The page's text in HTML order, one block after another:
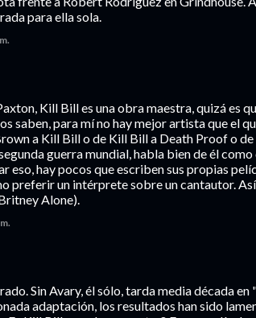
para ella sola.
Kill Bill es una obra maestra, quizá es
saben, para mí no hay mejor artista que el
a Kill Bill o de Kill Bill a Death Proof o
guerra mundial, habla bien de él
eso, hay pocos que escriben sus propias
preferir un intérprete sobre un cantautor.
Alone).
Sin Avary, él sólo, tarda media década en
adaptación, los resultados han sido